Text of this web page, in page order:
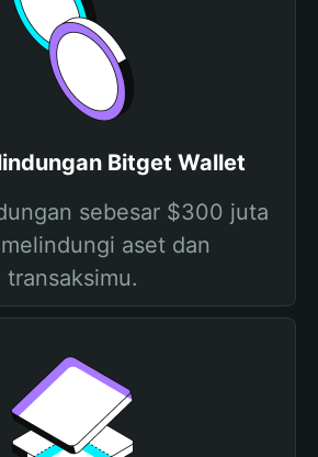
Bitget Wallet
sebesar $300 juta
aset dan
transaksimu.